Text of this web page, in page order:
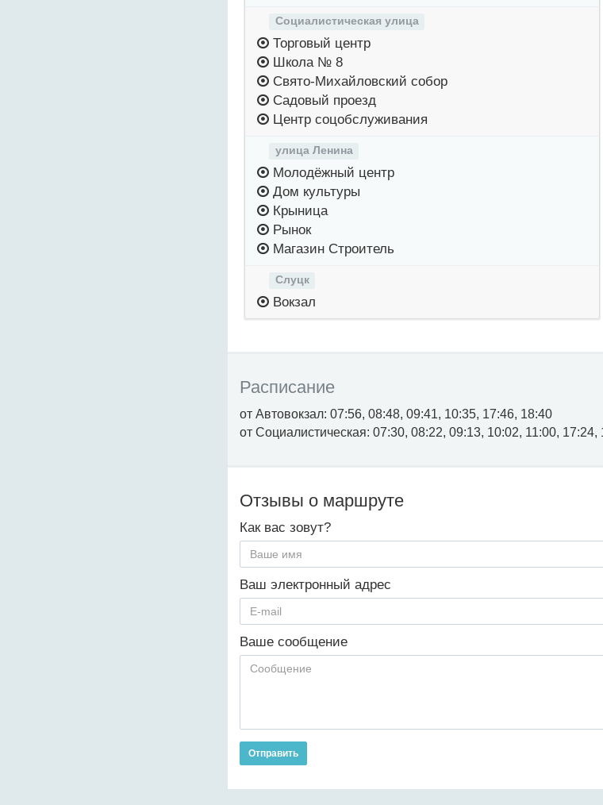
Социалистическая улица
Торговый центр
Школа № 8
Свято-Михайловский собор
Садовый проезд
Центр соцобслуживания
улица Ленина
Молодёжный центр
Дом культуры
Крыница
Рынок
Магазин Строитель
Слуцк
Вокзал
Расписание
от Автовокзал: 07:56, 08:48, 09:41, 10:35, 17:46, 18:40
от Социалистическая: 07:30, 08:22, 09:13, 10:02, 11:00, 17:24,
Отзывы о маршруте
Как вас зовут?
Ваш электронный адрес
Ваше сообщение
Отправить